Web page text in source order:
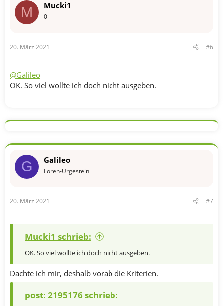
o
:
M Mucki1
0
20. März 2021 #6
@Galileo
OK. So viel wollte ich doch nicht ausgeben.
G Galileo
Foren-Urgestein
20. März 2021 #7
Mucki1 schrieb:
OK. So viel wollte ich doch nicht ausgeben.
Dachte ich mir, deshalb vorab die Kriterien.
post: 2195176 schrieb: